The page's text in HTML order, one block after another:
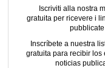
Iscriviti alla nostra
gratuita per ricevere i
pubblicate
Inscríbete a nuestra
gratuita para recibir los
noticias